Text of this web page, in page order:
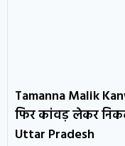
Tamanna Malik
फिर कांवड़ लेकर
Uttar Pradesh